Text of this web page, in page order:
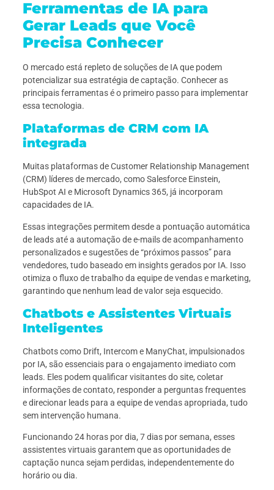
Ferramentas de IA para
Gerar Leads que Você
Precisa Conhecer
O mercado está repleto de soluções de IA que podem
potencializar sua estratégia de captação. Conhecer as
principais ferramentas é o primeiro passo para implementar
essa tecnologia.
Plataformas de CRM com IA
integrada
Muitas plataformas de Customer Relationship Management
(CRM) líderes de mercado, como Salesforce Einstein,
HubSpot AI e Microsoft Dynamics 365, já incorporam
capacidades de IA.
Essas integrações permitem desde a pontuação automática
de leads até a automação de e-mails de acompanhamento
personalizados e sugestões de “próximos passos” para
vendedores, tudo baseado em insights gerados por IA. Isso
otimiza o fluxo de trabalho da equipe de vendas e marketing,
garantindo que nenhum lead de valor seja esquecido.
Chatbots e Assistentes Virtuais
Inteligentes
Chatbots como Drift, Intercom e ManyChat, impulsionados
por IA, são essenciais para o engajamento imediato com
leads. Eles podem qualificar visitantes do site, coletar
informações de contato, responder a perguntas frequentes
e direcionar leads para a equipe de vendas apropriada, tudo
sem intervenção humana.
Funcionando 24 horas por dia, 7 dias por semana, esses
assistentes virtuais garantem que as oportunidades de
captação nunca sejam perdidas, independentemente do
horário ou dia.